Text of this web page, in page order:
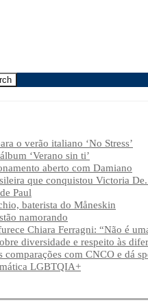
o verão italiano ‘No Stress’
‘Verano sin ti’
aberto com Damiano
que conquistou Victoria
Paul
baterista do Måneskin
namorando
Chiara Ferragni: “Não é
diversidade e respeito às
com CNCO e dá
LGBTQIA+